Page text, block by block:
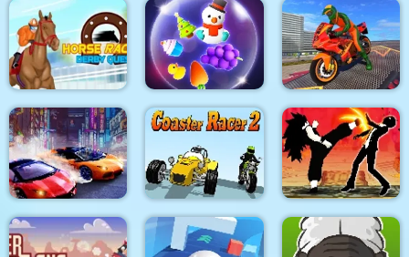
Dirt Bike MotoCross Pixel World FPS Assault Shooter
Horse Racing Derby
Quest
Zen Triple 3D
Bike Stunt Driving
Simulator 3D